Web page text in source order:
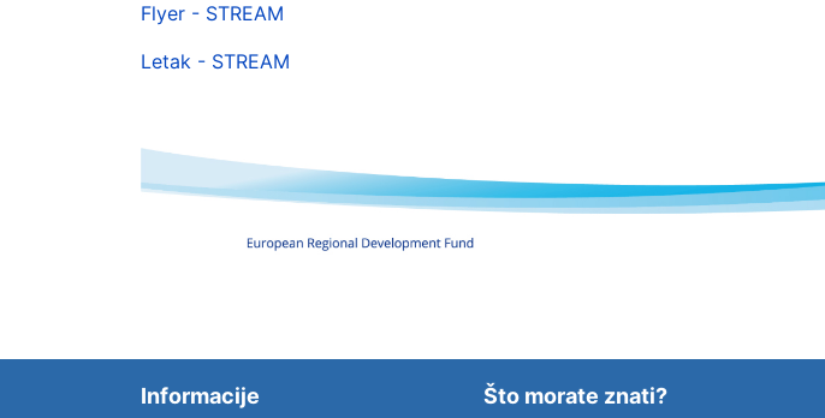
Flyer - STREAM
Letak - STREAM
Informacije Što morate znati?